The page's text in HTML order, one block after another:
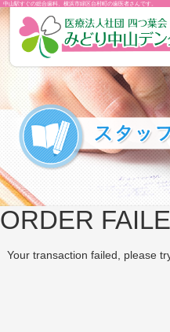
中山駅すぐの総合歯科、横浜市緑区台村町の歯医者さんです。
ORDER
Your transaction failed, please